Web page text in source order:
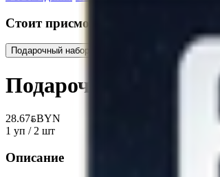
Стоит присмотреться
Подарочный набор «Акс на пляже» 30.54BYNBYN
Подарочный набор
28.67BYNBYN
1 уп / 2 шт
Описание